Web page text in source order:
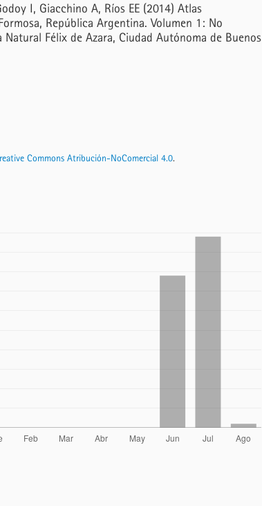
I, Giacchino A, Ríos EE (2014) Atlas
República Argentina. Volumen 1: No
Félix de Azara, Ciudad Autónoma de Buenos
Commons Atribución-NoComercial 4.0.